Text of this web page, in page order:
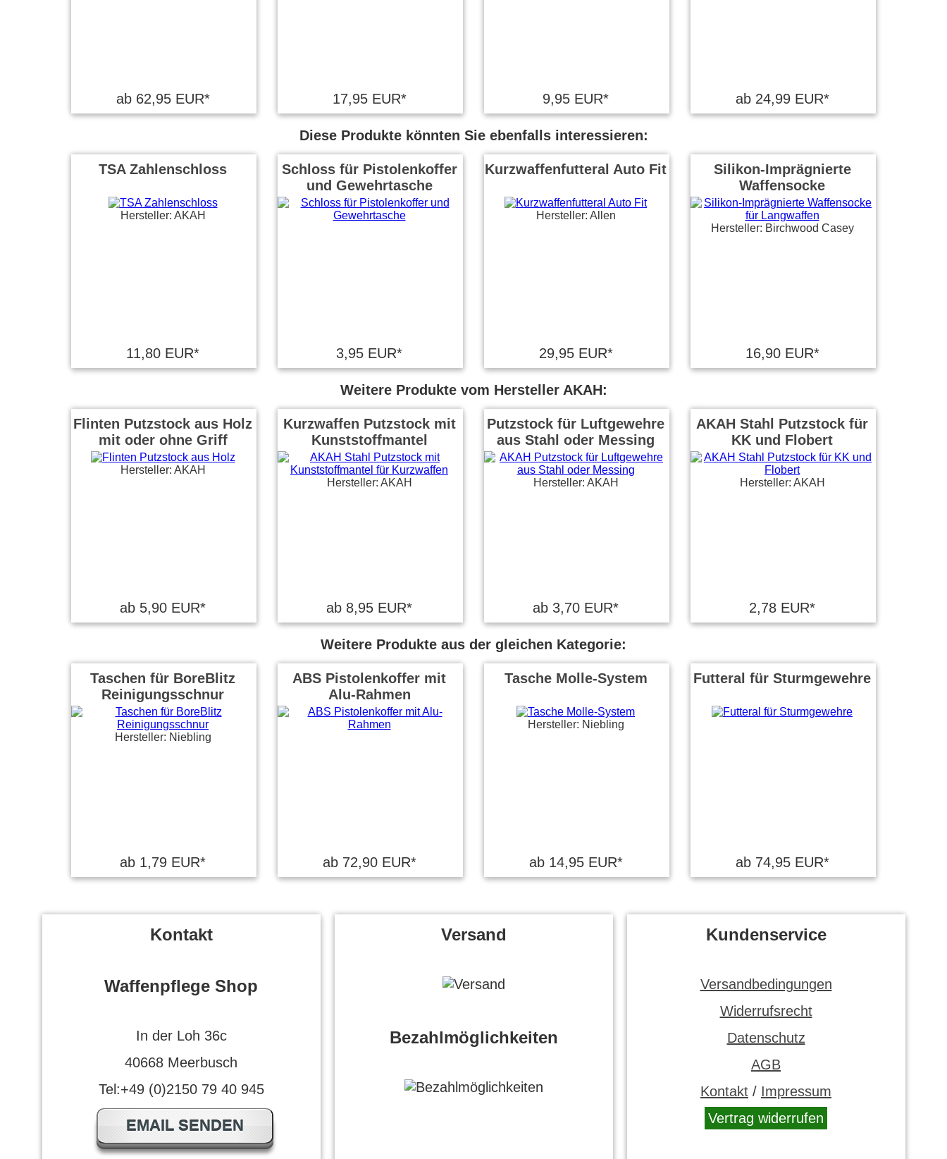
ab 62,95 EUR* 17,95 EUR* 9,95 EUR* ab 24,99 EUR*
Diese Produkte könnten Sie ebenfalls interessieren:
TSA Zahlenschloss
Hersteller: AKAH
11,80 EUR*
Schloss für Pistolenkoffer
und Gewehrtasche
3,95 EUR*
Kurzwaffenfutteral Auto Fit
Hersteller: Allen
29,95 EUR*
Silikon-Imprägnierte
Waffensocke
Hersteller: Birchwood Casey
16,90 EUR*
Weitere Produkte vom Hersteller AKAH:
Flinten Putzstock aus Holz
mit oder ohne Griff
Hersteller: AKAH
ab 5,90 EUR*
Kurzwaffen Putzstock mit
Kunststoffmantel
Hersteller: AKAH
ab 8,95 EUR*
Putzstock für Luftgewehre
aus Stahl oder Messing
Hersteller: AKAH
ab 3,70 EUR*
AKAH Stahl Putzstock für
KK und Flobert
Hersteller: AKAH
2,78 EUR*
Weitere Produkte aus der gleichen Kategorie:
Taschen für BoreBlitz
Reinigungsschnur
Hersteller: Niebling
ab 1,79 EUR*
ABS Pistolenkoffer mit
Alu-Rahmen
ab 72,90 EUR*
Tasche Molle-System
Hersteller: Niebling
ab 14,95 EUR*
Futteral für Sturmgewehre
ab 74,95 EUR*
Kontakt
Waffenpflege Shop
In der Loh 36c
40668 Meerbusch
Tel:+49 (0)2150 79 40 945
EMAIL SENDEN
Versand
Bezahlmöglichkeiten
Kundenservice
Versandbedingungen
Widerrufsrecht
Datenschutz
AGB
Kontakt / Impressum
Vertrag widerrufen